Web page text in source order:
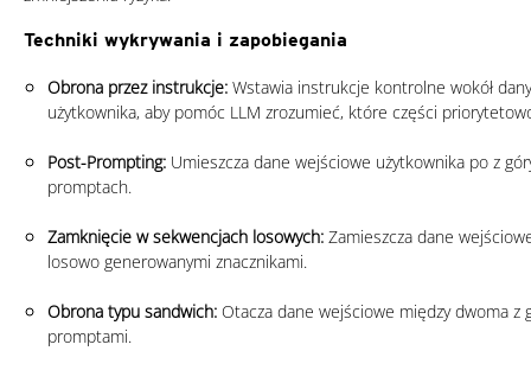
Techniki wykrywania i zapobiegania
Obrona przez instrukcje: Wstawia instrukcje kontrolne wokół
użytkownika, aby pomóc LLM zrozumieć, które części
Post-Prompting: Umieszcza dane wejściowe użytkownika po z
promptach.
Zamknięcie w sekwencjach losowych: Zamieszcza dane
losowo generowanymi znacznikami.
Obrona typu sandwich: Otacza dane wejściowe między dwoma z
promptami.